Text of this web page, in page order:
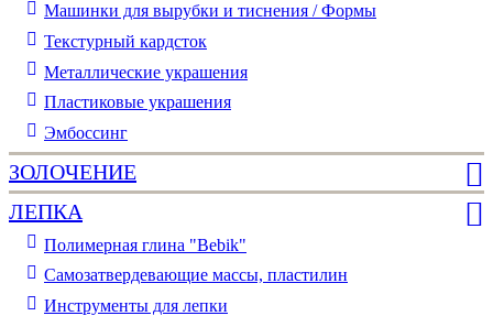
Машинки для вырубки и тиснения / Формы
Текстурный кардсток
Металлические украшения
Пластиковые украшения
Эмбоссинг
ЗОЛОЧЕНИЕ
ЛЕПКА
Полимерная глина "Bebik"
Самозатвердевающие массы, пластилин
Инструменты для лепки